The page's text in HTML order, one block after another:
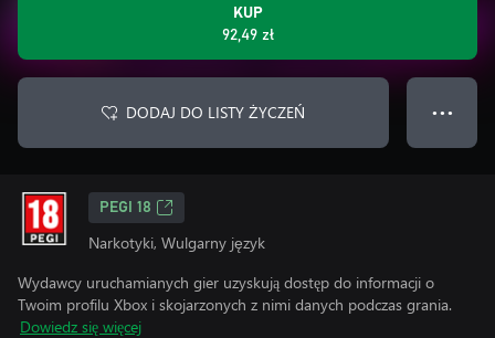
KUP
92,49 zł
DODAJ DO LISTY ŻYCZEŃ ● ● ●
PEGI 18
Narkotyki, Wulgarny język
Wydawcy uruchamianych gier uzyskują dostęp do informacji o
Twoim profilu Xbox i skojarzonych z nimi danych podczas grania.
Dowiedz się więcej